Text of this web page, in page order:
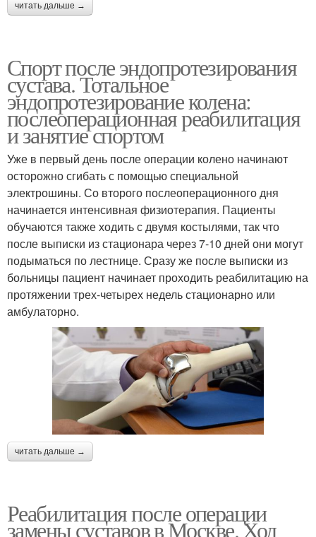
читать дальше →
Спорт после эндопротезирования
сустава. Тотальное
эндопротезирование колена:
послеоперационная реабилитация
и занятие спортом
Уже в первый день после операции колено начинают
осторожно сгибать с помощью специальной
электрошины. Со второго послеоперационного дня
начинается интенсивная физиотерапия. Пациенты
обучаются также ходить с двумя костылями, так что
после выписки из стационара через 7-10 дней они могут
подыматься по лестнице. Сразу же после выписки из
больницы пациент начинает проходить реабилитацию на
протяжении трех-четырех недель стационарно или
амбулаторно.
читать дальше →
Реабилитация после операции
замены суставов в Москве. Ход